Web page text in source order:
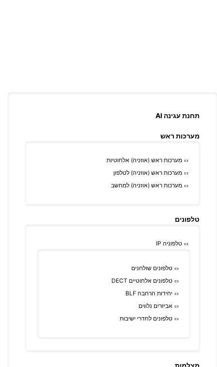
תחנת עגינה AI
מערכות ראש
מערכות ראש (אוזניה) אלחוטיות
מערכות ראש (אוזניה) לטלפון
מערכות ראש (אוזניה) למחשב
טלפונים
טלפוניה IP
טלפונים שולחנים
טלפונים אלחוטיים DECT
יחידות הרחבה BLF
אביזרים נלווים
טלפונים לחדרי ישיבות
מצלמות